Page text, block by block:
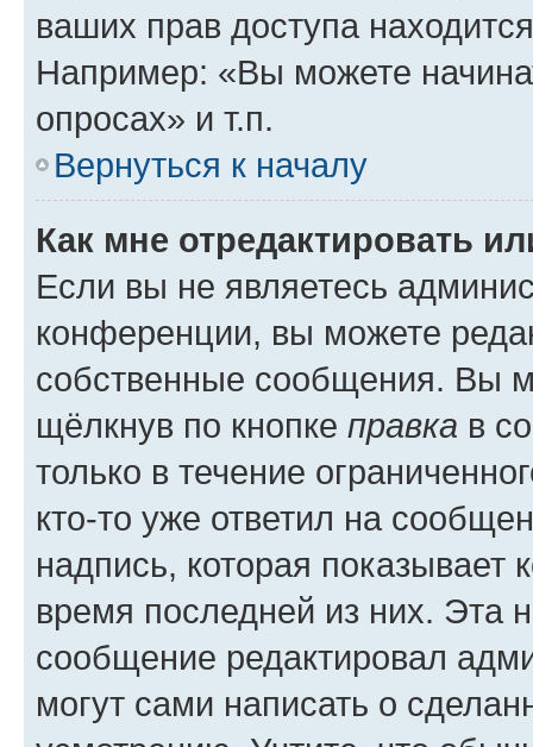
ваших прав доступа
Например: «Вы можете
опросах» и т.п.
Вернуться к началу
Как мне отредактировать
Если вы не являетесь
конференции, вы можете
собственные сообщения. Вы
щёлкнув по кнопке правка в
только в течение
кто-то уже ответил на
надпись, которая показывает
время последней из них. Эта
сообщение редактировал
могут сами написать о